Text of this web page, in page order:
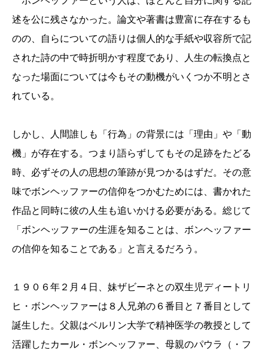
述を公に残さなかった。論文や著書は豊富に存在するも
のの、自らについての語りは個人的な手紙や収容所で記
された詩の中で時折明かす程度であり、人生の転換点と
なった場面については今もその動機がいくつか不明とさ
れている。
しかし、人間誰しも「行為」の背景には「理由」や「動
機」が存在する。つまり語らずしてもその足跡をたどる
時、必ずその人の思想の筆跡が見つかるはずだ。その意
味でボンヘッファーの信仰をつかむためには、書かれた
作品と同時に彼の人生も追いかける必要がある。総じて
「ボンヘッファーの生涯を知ることは、ボンヘッファー
の信仰を知ることである」と言えるだろう。
１９０６年２月４日、妹ザビーネとの双生児ディートリ
ヒ・ボンヘッファーは８人兄弟の６番目と７番目として
誕生した。父親はベルリン大学で精神医学の教授として
活躍したカール・ボンヘッファー、母親のパウラ（・フ